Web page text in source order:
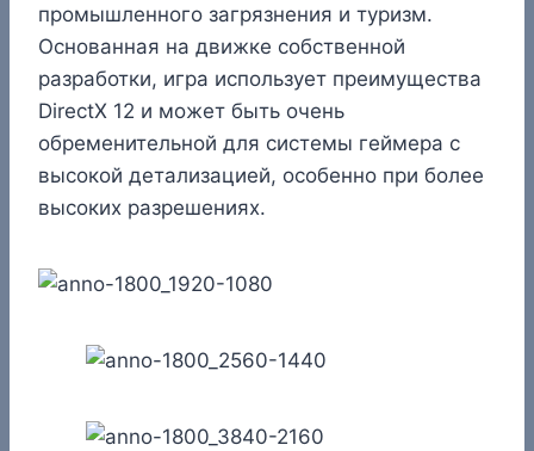
промышленного загрязнения и туризм.
Основанная на движке собственной
разработки, игра использует преимущества
DirectX 12 и может быть очень
обременительной для системы геймера с
высокой детализацией, особенно при более
высоких разрешениях.